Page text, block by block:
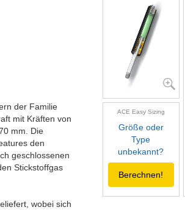
GS-22-700
der Familie
mit Kräften von
mm. Die
den
geschlossenen
Stickstoffgas
wobei sich
ACE Easy Sizing
Größe oder
Type
unbekannt?
Berechnen!